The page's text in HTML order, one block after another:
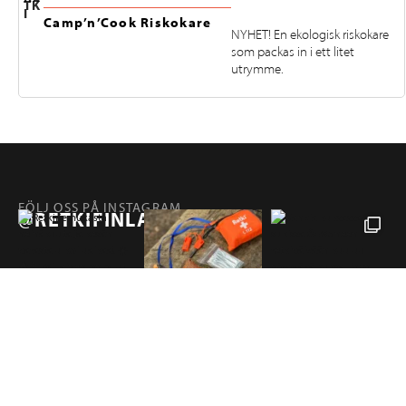
TK
I
Camp’n’Cook Riskokare
NYHET! En ekologisk riskokare
som packas in i ett litet
utrymme.
FÖLJ OSS PÅ INSTAGRAM
@RETKIFINLAND